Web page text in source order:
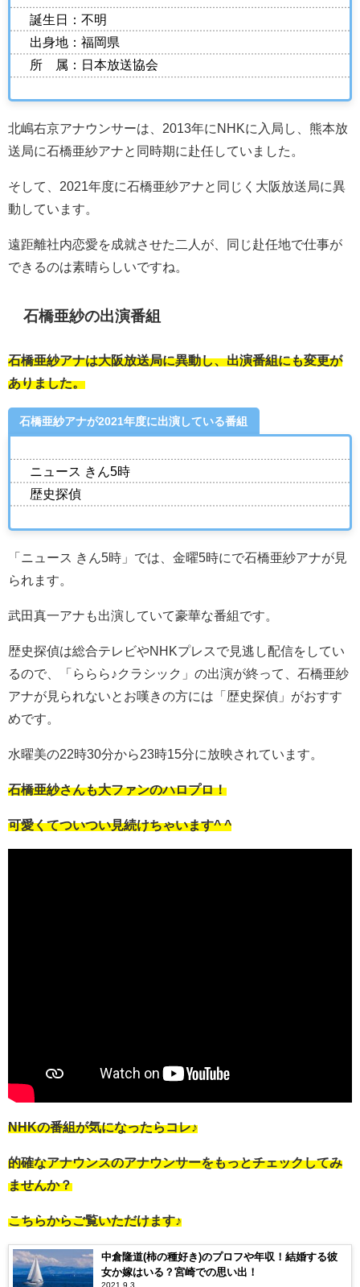
誕生日：不明
出身地：福岡県
所 属：日本放送協会
北嶋右京アナウンサーは、2013年にNHKに入局し、熊本放
送局に石橋亜紗アナと同時期に赴任していました。
そして、2021年度に石橋亜紗アナと同じく大阪放送局に異
動しています。
遠距離社内恋愛を成就させた二人が、同じ赴任地で仕事が
できるのは素晴らしいですね。
石橋亜紗の出演番組
石橋亜紗アナは大阪放送局に異動し、出演番組にも変更が
ありました。
石橋亜紗アナが2021年度に出演している番組
ニュース きん5時
歴史探偵
「ニュース きん5時」では、金曜5時にで石橋亜紗アナが見
られます。
武田真一アナも出演していて豪華な番組です。
歴史探偵は総合テレビやNHKプレスで見逃し配信をしてい
るので、「ららら♪クラシック」の出演が終って、石橋亜紗
アナが見られないとお嘆きの方には「歴史探偵」がおすす
めです。
水曜美の22時30分から23時15分に放映されています。
石橋亜紗さんも大ファンのハロプロ！
可愛くてついつい見続けちゃいます^ ^
NHKの番組が気になったらコレ♪
的確なアナウンスのアナウンサーをもっとチェックしてみ
ませんか？
こちらからご覧いただけます♪
中倉隆道(柿の種好き)のプロフや年収！結婚する彼
女か嫁はいる？宮崎での思い出！
2021.9.3